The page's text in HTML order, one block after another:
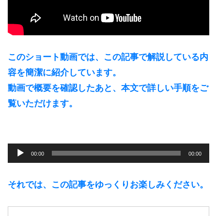
このショート動画では、この記事で解説している内
容を簡潔に紹介しています。
動画で概要を確認したあと、本文で詳しい手順をご
覧いただけます。
声
レ
00:00 00:00
それでは、この記事をゆっくりお楽しみください。